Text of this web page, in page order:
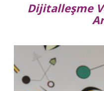
Dijitalleşme